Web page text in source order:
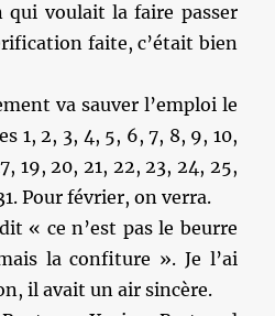
qui voulait la faire passer
faite, c’était bien
va sauver l’emploi le
1, 2, 3, 4, 5, 6, 7, 8, 9, 10,
19, 20, 21, 22, 23, 24, 25,
Pour février, on verra.
« ce n’est pas le beurre
la confiture ». Je l’ai
il avait un air sincère.